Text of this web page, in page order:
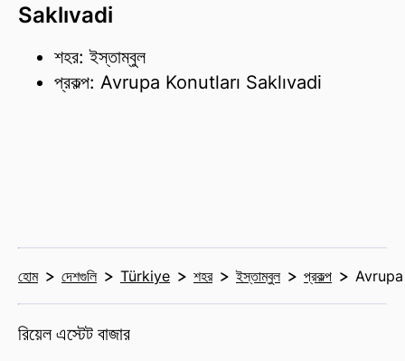
Saklıvadi
শহর: ইস্তাম্বুল
প্রকল্প: Avrupa Konutları Saklıvadi
হোম দেশগুলি Türkiye শহর ইস্তাম্বুল প্রকল্প
রিয়েল এস্টেট বাজার